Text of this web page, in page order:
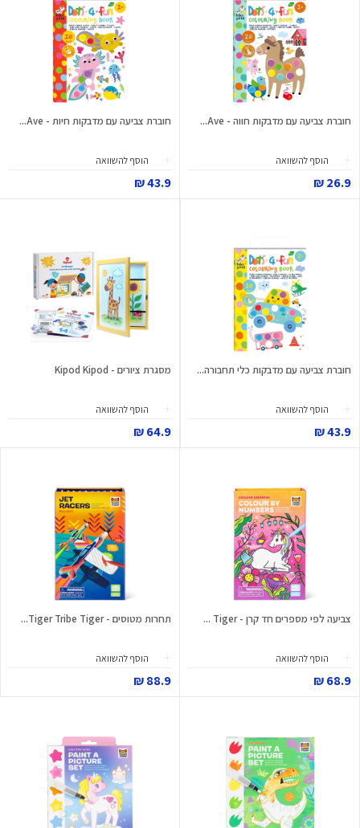
חוברת צביעה עם מדבקות חווה - Ave...
הוסף להשוואה
26.9 ₪
חוברת צביעה עם מדבקות חיות - Ave...
הוסף להשוואה
43.9 ₪
חוברת צביעה עם מדבקות כלי תחבורה...
הוסף להשוואה
43.9 ₪
מסגרת ציורים - Kipod Kipod
הוסף להשוואה
64.9 ₪
צביעה לפי מספרים חד קרן - Tiger ...
הוסף להשוואה
68.9 ₪
תחרות מטוסים - Tiger Tribe Tiger...
הוסף להשוואה
88.9 ₪